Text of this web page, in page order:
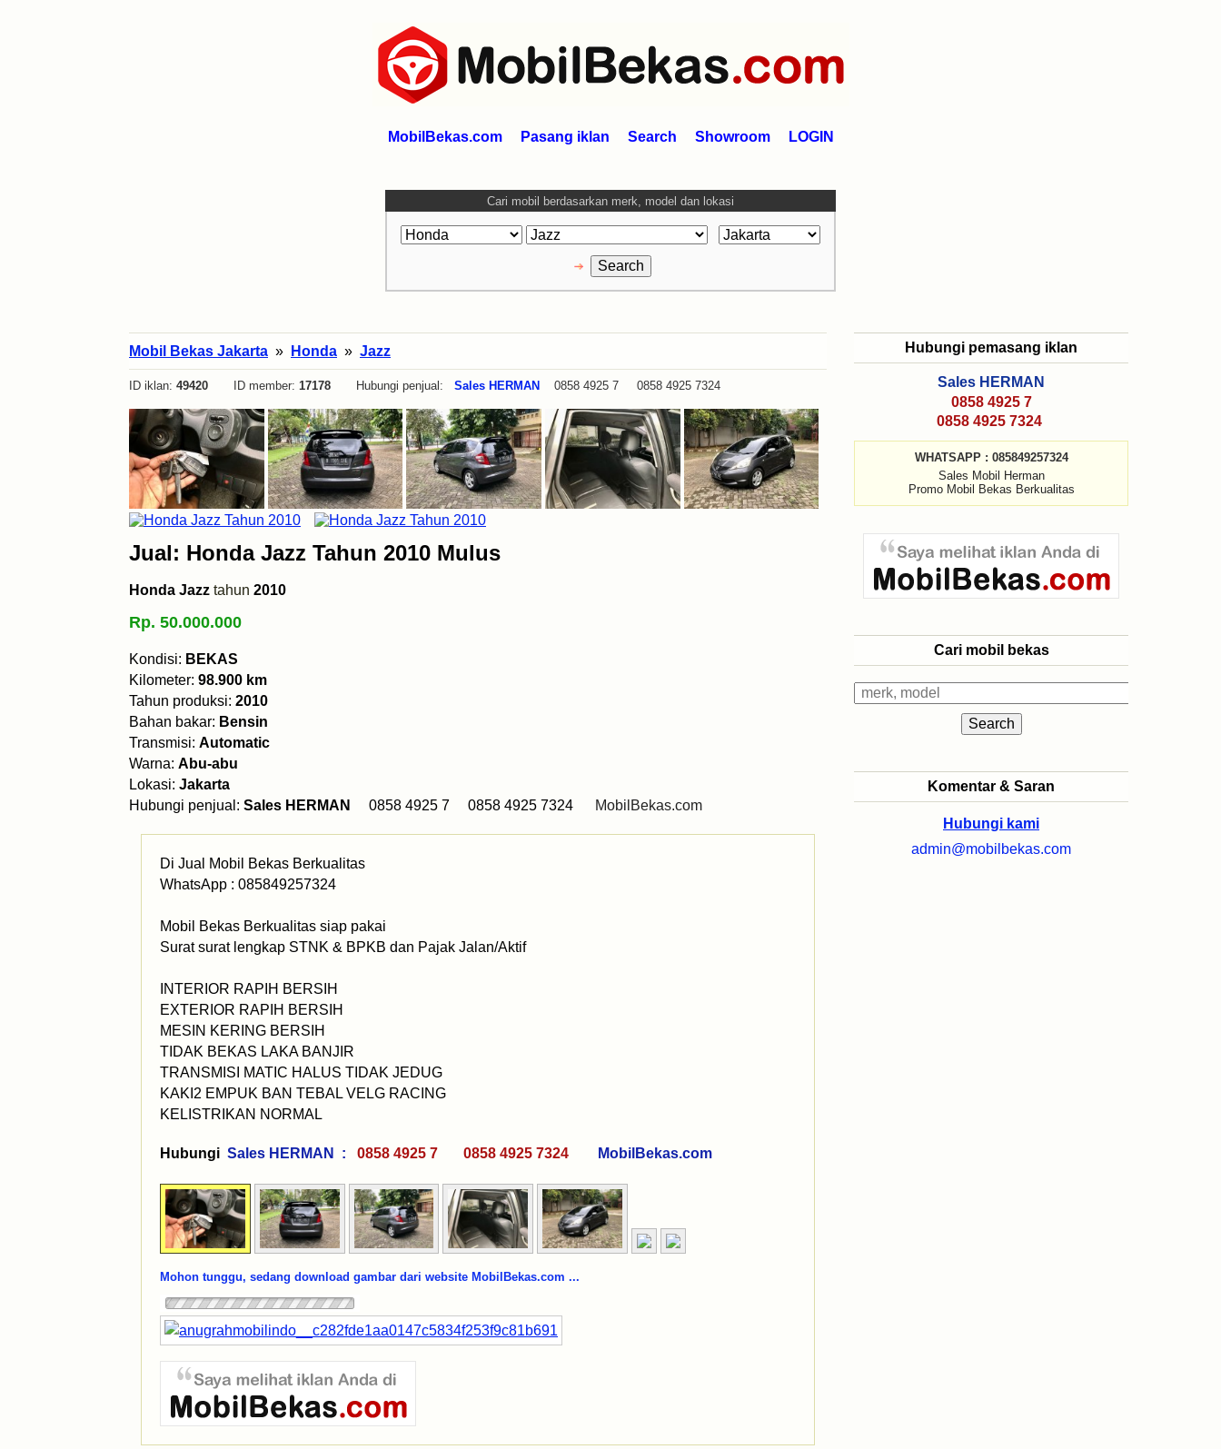
MobilBekas.com Pasang iklan Search Showroom LOGIN
Cari mobil berdasarkan merk, model dan lokasi
Mobil Bekas Jakarta » Honda » Jazz
ID iklan: 49420 ID member: 17178 Hubungi penjual: Sales HERMAN 0858 4925 7 0858 4925 7324
Jual: Honda Jazz Tahun 2010 Mulus
Honda Jazz tahun 2010
Rp. 50.000.000
Kondisi: BEKAS
Kilometer: 98.900 km
Tahun produksi: 2010
Bahan bakar: Bensin
Transmisi: Automatic
Warna: Abu-abu
Lokasi: Jakarta
Hubungi penjual: Sales HERMAN 0858 4925 7 0858 4925 7324 MobilBekas.com
Di Jual Mobil Bekas Berkualitas
WhatsApp : 085849257324
Mobil Bekas Berkualitas siap pakai
Surat surat lengkap STNK & BPKB dan Pajak Jalan/Aktif
INTERIOR RAPIH BERSIH
EXTERIOR RAPIH BERSIH
MESIN KERING BERSIH
TIDAK BEKAS LAKA BANJIR
TRANSMISI MATIC HALUS TIDAK JEDUG
KAKI2 EMPUK BAN TEBAL VELG RACING
KELISTRIKAN NORMAL
Hubungi Sales HERMAN : 0858 4925 7 0858 4925 7324 MobilBekas.com
Mohon tunggu, sedang download gambar dari website MobilBekas.com ...
Hubungi pemasang iklan
Sales HERMAN
0858 4925 7
0858 4925 7324
WHATSAPP : 085849257324
Sales Mobil Herman
Promo Mobil Bekas Berkualitas
Cari mobil bekas
Komentar & Saran
Hubungi kami
admin@mobilbekas.com